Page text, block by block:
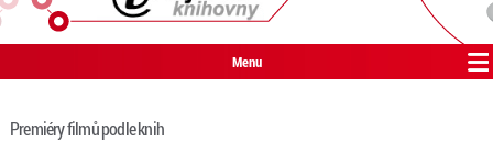
Menu
Premiéry filmů podle knih